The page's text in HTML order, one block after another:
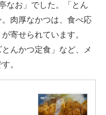
なお」でした。「とん
肉厚なかつは、食べ応
寄せられています。
んかつ定食」など、メ
。